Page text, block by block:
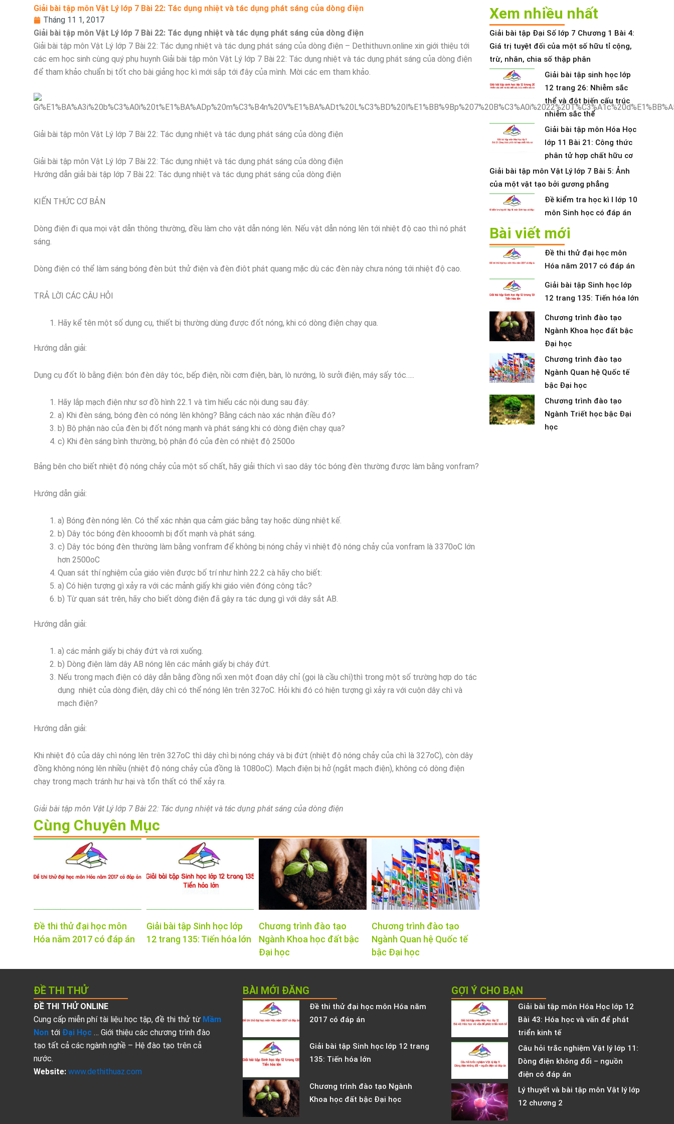
Giải bài tập môn Vật Lý lớp 7 Bài 22: Tác dụng nhiệt và tác dụng phát sáng của dòng điện
Tháng 11 1, 2017
Giải bài tập môn Vật Lý lớp 7 Bài 22: Tác dụng nhiệt và tác dụng phát sáng của dòng điện
Giải bài tập môn Vật Lý lớp 7 Bài 22: Tác dụng nhiệt và tác dụng phát sáng của dòng điện – Dethithuvn.online xin giới thiệu tới
các em học sinh cùng quý phụ huynh Giải bài tập môn Vật Lý lớp 7 Bài 22: Tác dụng nhiệt và tác dụng phát sáng của dòng điện
để tham khảo chuẩn bị tốt cho bài giảng học kì mới sắp tới đây của mình. Mời các em tham khảo.
Giải bài tập môn Vật Lý lớp 7 Bài 22: Tác dụng nhiệt và tác dụng phát sáng của dòng điện
Giải bài tập môn Vật Lý lớp 7 Bài 22: Tác dụng nhiệt và tác dụng phát sáng của dòng điện
Hướng dẫn giải bài tập lớp 7 Bài 22: Tác dụng nhiệt và tác dụng phát sáng của dòng điện
KIẾN THỨC CƠ BẢN
Dòng điện đi qua mọi vật dẫn thông thường, đều làm cho vật dẫn nóng lên. Nếu vật dẫn nóng lên tới nhiệt độ cao thì nó phát
sáng.
Dòng điện có thể làm sáng bóng đèn bút thử điện và đèn điôt phát quang mặc dù các đèn này chưa nóng tới nhiệt độ cao.
TRẢ LỜI CÁC CÂU HỎI
Hãy kể tên một số dụng cụ, thiết bị thường dùng được đốt nóng, khi có dòng điện chạy qua.
Hướng dẫn giải:
Dụng cụ đốt lò bằng điện: bón đèn dây tóc, bếp điện, nồi cơm điện, bàn, lò nướng, lò sưởi điện, máy sấy tóc…..
Hãy lắp mạch điện như sơ đồ hình 22.1 và tìm hiểu các nội dung sau đây:
a) Khi đèn sáng, bóng đèn có nóng lên không? Bằng cách nào xác nhận điều đó?
b) Bộ phận nào của đèn bị đốt nóng mạnh và phát sáng khi có dòng điện chạy qua?
c) Khi đèn sáng bình thường, bộ phận đó của đèn có nhiệt độ 2500o
Bảng bên cho biết nhiệt độ nóng chảy của một số chất, hãy giải thích vì sao dây tóc bóng đèn thường được làm bằng vonfram?
Hướng dẫn giải:
a) Bóng đèn nóng lên. Có thể xác nhận qua cảm giác bằng tay hoặc dùng nhiệt kế.
b) Dây tóc bóng đèn khooomh bị đốt mạnh và phát sáng.
c) Dây tóc bóng đèn thường làm bằng vonfram để không bị nóng chảy vì nhiệt độ nóng chảy của vonfram là 3370oC lớn
hơn 2500oC
Quan sát thí nghiệm của giáo viên được bố trí như hình 22.2 cà hãy cho biết:
a) Có hiện tượng gì xảy ra với các mảnh giấy khi giáo viên đóng công tắc?
b) Từ quan sát trên, hãy cho biết dòng điện đã gây ra tác dụng gì với dây sắt AB.
Hướng dẫn giải:
a) các mảnh giấy bị cháy đứt và rơi xuống.
b) Dòng điện làm dây AB nóng lên các mảnh giấy bị cháy đứt.
Nếu trong mạch điện có dây dẫn bằng đồng nối xen một đoạn dây chỉ (gọi là cầu chì)thì trong một số trường hợp do tác
dụng nhiệt của dòng điện, dây chì có thể nóng lên trên 327oC. Hỏi khi đó có hiện tượng gì xảy ra với cuộn dây chì và
mạch điện?
Hướng dẫn giải:
Khi nhiệt độ của dây chì nóng lên trên 327oC thì dây chì bị nóng cháy và bị đứt (nhiệt độ nóng chảy của chì là 327oC), còn dây
đồng không nóng lên nhiều (nhiệt độ nóng chảy của đồng là 1080oC). Mạch điện bị hở (ngắt mạch điện), không có dòng điện
chạy trong mạch tránh hư hại và tổn thất có thể xảy ra.
Giải bài tập môn Vật Lý lớp 7 Bài 22: Tác dụng nhiệt và tác dụng phát sáng của dòng điện
Cùng Chuyên Mục
Đề thi thử đại học môn
Hóa năm 2017 có đáp án
Giải bài tập Sinh học lớp
12 trang 135: Tiến hóa lớn
Chương trình đào tạo
Ngành Khoa học đất bậc
Đại học
Chương trình đào tạo
Ngành Quan hệ Quốc tế
bậc Đại học
Xem nhiều nhất
Giải bài tập Đại Số lớp 7 Chương 1 Bài 4:
Giá trị tuyệt đối của một số hữu tỉ cộng,
trừ, nhân, chia số thập phân
Giải bài tập sinh học lớp
12 trang 26: Nhiễm sắc
thể và đột biến cấu trúc
nhiễm sắc thể
Giải bài tập môn Hóa Học
lớp 11 Bài 21: Công thức
phân tử hợp chất hữu cơ
Giải bài tập môn Vật Lý lớp 7 Bài 5: Ảnh
của một vật tạo bởi gương phẳng
Đề kiểm tra học kì I lớp 10
môn Sinh học có đáp án
Bài viết mới
Đề thi thử đại học môn
Hóa năm 2017 có đáp án
Giải bài tập Sinh học lớp
12 trang 135: Tiến hóa lớn
Chương trình đào tạo
Ngành Khoa học đất bậc
Đại học
Chương trình đào tạo
Ngành Quan hệ Quốc tế
bậc Đại học
Chương trình đào tạo
Ngành Triết học bậc Đại
học
ĐỀ THI THỬ
ĐỀ THI THỬ ONLINE
Cung cấp miễn phí tài liệu học tập, đề thi thử từ Mầm
Non tới Đại Học … Giới thiệu các chương trình đào
tạo tất cả các ngành nghề – Hệ đào tạo trên cả
nước.
Website: www.dethithuaz.com
BÀI MỚI ĐĂNG
Đề thi thử đại học môn Hóa năm
2017 có đáp án
Giải bài tập Sinh học lớp 12 trang
135: Tiến hóa lớn
Chương trình đào tạo Ngành
Khoa học đất bậc Đại học
GỢI Ý CHO BẠN
Giải bài tập môn Hóa Học lớp 12
Bài 43: Hóa học và vấn để phát
triển kinh tế
Câu hỏi trắc nghiệm Vật lý lớp 11:
Dòng điện không đổi – nguồn
điện có đáp án
Lý thuyết và bài tập môn Vật lý lớp
12 chương 2